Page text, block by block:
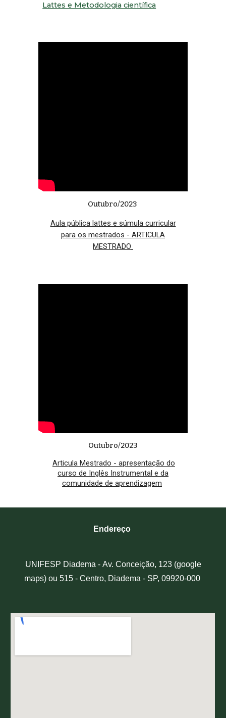
Lattes e Metodologia científica
Outubro/2023
Aula pública lattes e súmula curricular
para os mestrados - ARTICULA
MESTRADO
Outubro/2023
Articula Mestrado - apresentação do
curso de Inglês Instrumental e da
comunidade de aprendizagem
Endereço
UNIFESP Diadema - Av. Conceição, 123 (google
maps) ou 515 - Centro, Diadema - SP, 09920-000